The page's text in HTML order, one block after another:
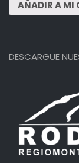
DESCARGUE